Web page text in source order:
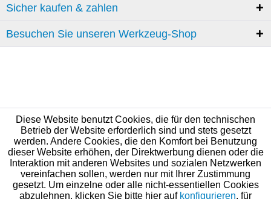
Sicher kaufen & zahlen
Besuchen Sie unseren Werkzeug-Shop
Diese Website benutzt Cookies, die für den technischen
Betrieb der Website erforderlich sind und stets gesetzt
werden. Andere Cookies, die den Komfort bei Benutzung
dieser Website erhöhen, der Direktwerbung dienen oder die
Interaktion mit anderen Websites und sozialen Netzwerken
vereinfachen sollen, werden nur mit Ihrer Zustimmung
gesetzt. Um einzelne oder alle nicht-essentiellen Cookies
abzulehnen, klicken Sie bitte hier auf konfigurieren, für